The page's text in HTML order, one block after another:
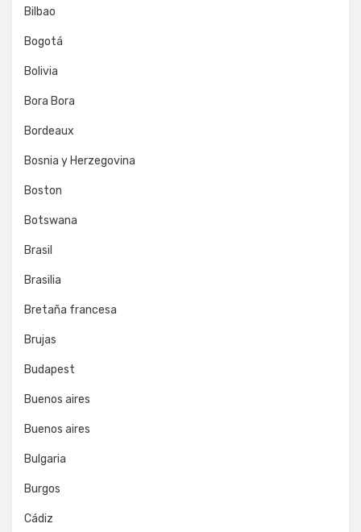
Bilbao
Bogotá
Bolivia
Bora Bora
Bordeaux
Bosnia y Herzegovina
Boston
Botswana
Brasil
Brasilia
Bretaña francesa
Brujas
Budapest
Buenos aires
Buenos aires
Bulgaria
Burgos
Cádiz